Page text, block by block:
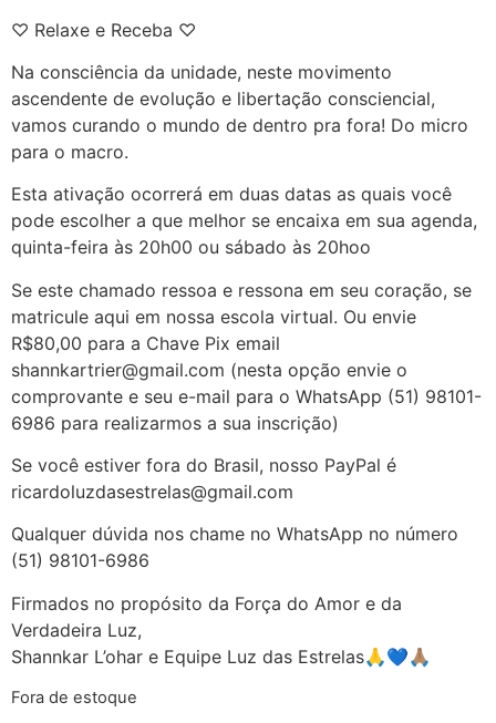
♡ Relaxe e Receba ♡
Na consciência da unidade, neste movimento
ascendente de evolução e libertação consciencial,
vamos curando o mundo de dentro pra fora! Do micro
para o macro.
Esta ativação ocorrerá em duas datas as quais você
pode escolher a que melhor se encaixa em sua agenda,
quinta-feira às 20h00 ou sábado às 20hoo
Se este chamado ressoa e ressona em seu coração, se
matricule aqui em nossa escola virtual. Ou envie
R$80,00 para a Chave Pix email
shannkartrier@gmail.com (nesta opção envie o
comprovante e seu e-mail para o WhatsApp (51) 98101-
6986 para realizarmos a sua inscrição)
Se você estiver fora do Brasil, nosso PayPal é
ricardoluzdasestrelas@gmail.com
Qualquer dúvida nos chame no WhatsApp no número
(51) 98101-6986
Firmados no propósito da Força do Amor e da
Verdadeira Luz,
Shannkar L’ohar e Equipe Luz das Estrelas🙏💙🙏🏽
Fora de estoque